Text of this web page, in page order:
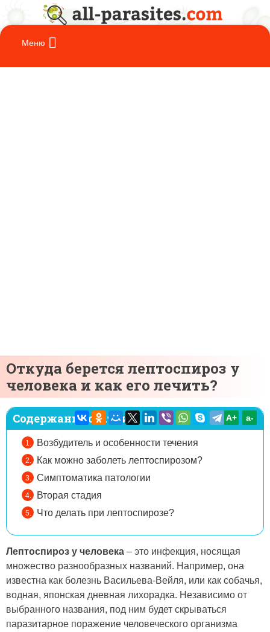
Откуда берется лептоспироз у
человека и как его лечить?
Содержание статьи:
Возбудитель и особенности течения
Как можно заболеть лептоспирозом?
Симптоматика патологии
Вторая стадия
Что делать при лептоспирозе?
A+ а-
Лептоспироз у человека – это инфекция, носящая
множество разнообразных названий. Например, она
известна как болезнь Васильева-Вейля, или как собачья,
водная, японская дневная лихорадка. Независимо от
выбранного названия, под ним будет скрываться
паразитарное поражение человеческого организма